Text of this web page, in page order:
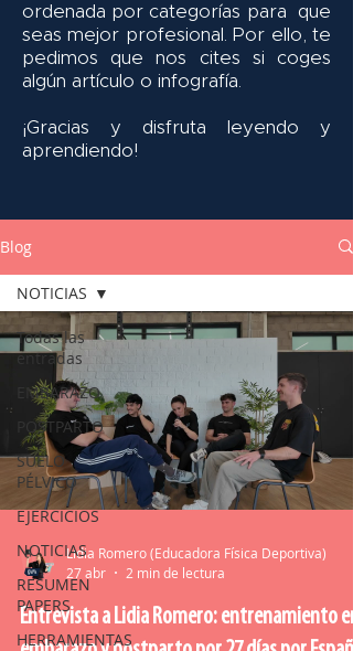
ordenada por categorías para que
seas mejor profesional. Por ello, te
pedimos que nos cites si coges
algún artículo o infografía.
¡Gracias y disfruta leyendo y
aprendiendo!
Blog
Todas las
entradas
EMBARAZO
POSTPARTO
SUELO
PÉLVICO
EJERCICIOS
NOTICIAS
RESUMEN
PAPERS
HERRAMIENTAS
NOTICIAS
Lidia Romero (Educadora Física Deportiva)
27 abr
2 min de lectura
Entrevista a Lidia Romero: entrenamiento en